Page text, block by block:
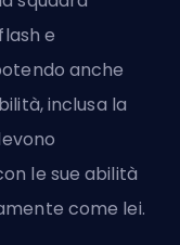
e
anche
inclusa la
le sue abilità
come lei.